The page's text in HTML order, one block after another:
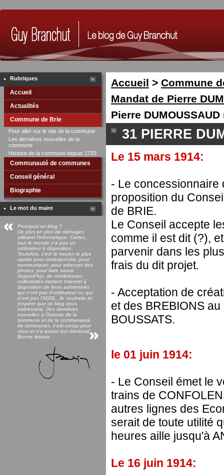
Rubriques
Accueil
Actualités
Commune de Brie
Pour aller sur le site de la commune
Les dernières nouvelles de la
commune
Histoire de la commune depuis 1793
Communauté de communes
Conseil général
Biographie
Le mot du maire
Pourquoi un blog ?
De plus en plus de ménages
utilisent l'informatique. Certes,
tout le monde n'a pas un
ordinateur à disposition.
Toutefois, c'est le moyen le plus
rapide pour correspondre, pour
communiquer, pour adresser des
photos, pour faire savoir.
Aujourd'hui, de nombreuses
collectivités mettent Internet à
disposition de leurs administrés
qui n'ont pas d'ordinateur ou qui
n'ont pas l'ADSL. Je souhaite et
j'espère que ce blog vous
intéressera. Des dernières
nouvelles à l'histoire de la
commune et de la communauté
de communes, il est conçu pour
vous et n'a aucun but électoral.
Bonne lecture.
Accueil > Commune
Mandat de Pierre
Pierre
31 PIERRE
Le 15 mars 1914:
- Le concessionnaire
proposition du
de BRIE.
Le Conseil accepte
comme il est dit (?),
parvenir dans les
frais du dit projet.
- Acceptation de
et des BREBIONS
BOUSSATS.
le 01 juin 1914:
- Le Conseil émet le
trains de
autres lignes des
serait de toute utilité
heures aille jusqu'à
Le 16 juin 1914: